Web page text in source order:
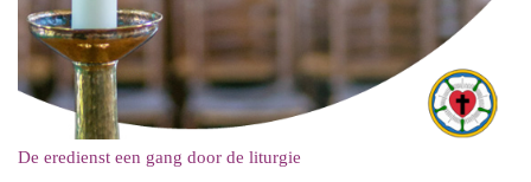
De eredienst een gang door de liturgie